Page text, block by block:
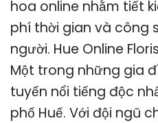
hoa online nhằm tiết
phí thời gian và công
người. Hue Online
Một trong những gia
tuyến nổi tiếng độc
phố Huế. Với đội ngũ